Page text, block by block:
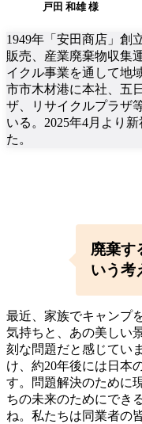
戸田 和雄 様
1949年「安田商店」創
販売、産業廃棄物収集
イクル事業を通して地
市市木材港に本社、五
ザ、リサイクルプラザ
いる。2025年4月より
た。
廃棄す
いう考
最近、家族でキャンプ
気持ちと、あの美しい
刻な問題だと感じてい
け、約20年後には日本
す。問題解決のために
ちの未来のためにでき
ね。私たちは同業者の